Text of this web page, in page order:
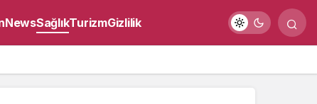
NewsSağlıkTurizmGizlilik